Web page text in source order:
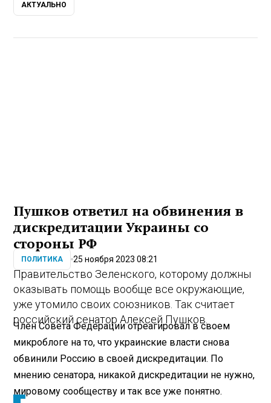
АКТУАЛЬНО
Пушков ответил на обвинения в
дискредитации Украины со
стороны РФ
ПОЛИТИКА 25 ноября 2023 08:21
Правительство Зеленского, которому должны
оказывать помощь вообще все окружающие,
уже утомило своих союзников. Так считает
российский сенатор Алексей Пушков.
Член Совета Федерации отреагировал в своем
микроблоге на то, что украинские власти снова
обвинили Россию в своей дискредитации. По
мнению сенатора, никакой дискредитации не нужно,
мировому сообществу и так все уже понятно.